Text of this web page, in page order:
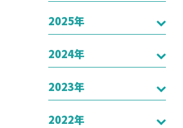
2025年
2024年
2023年
2022年